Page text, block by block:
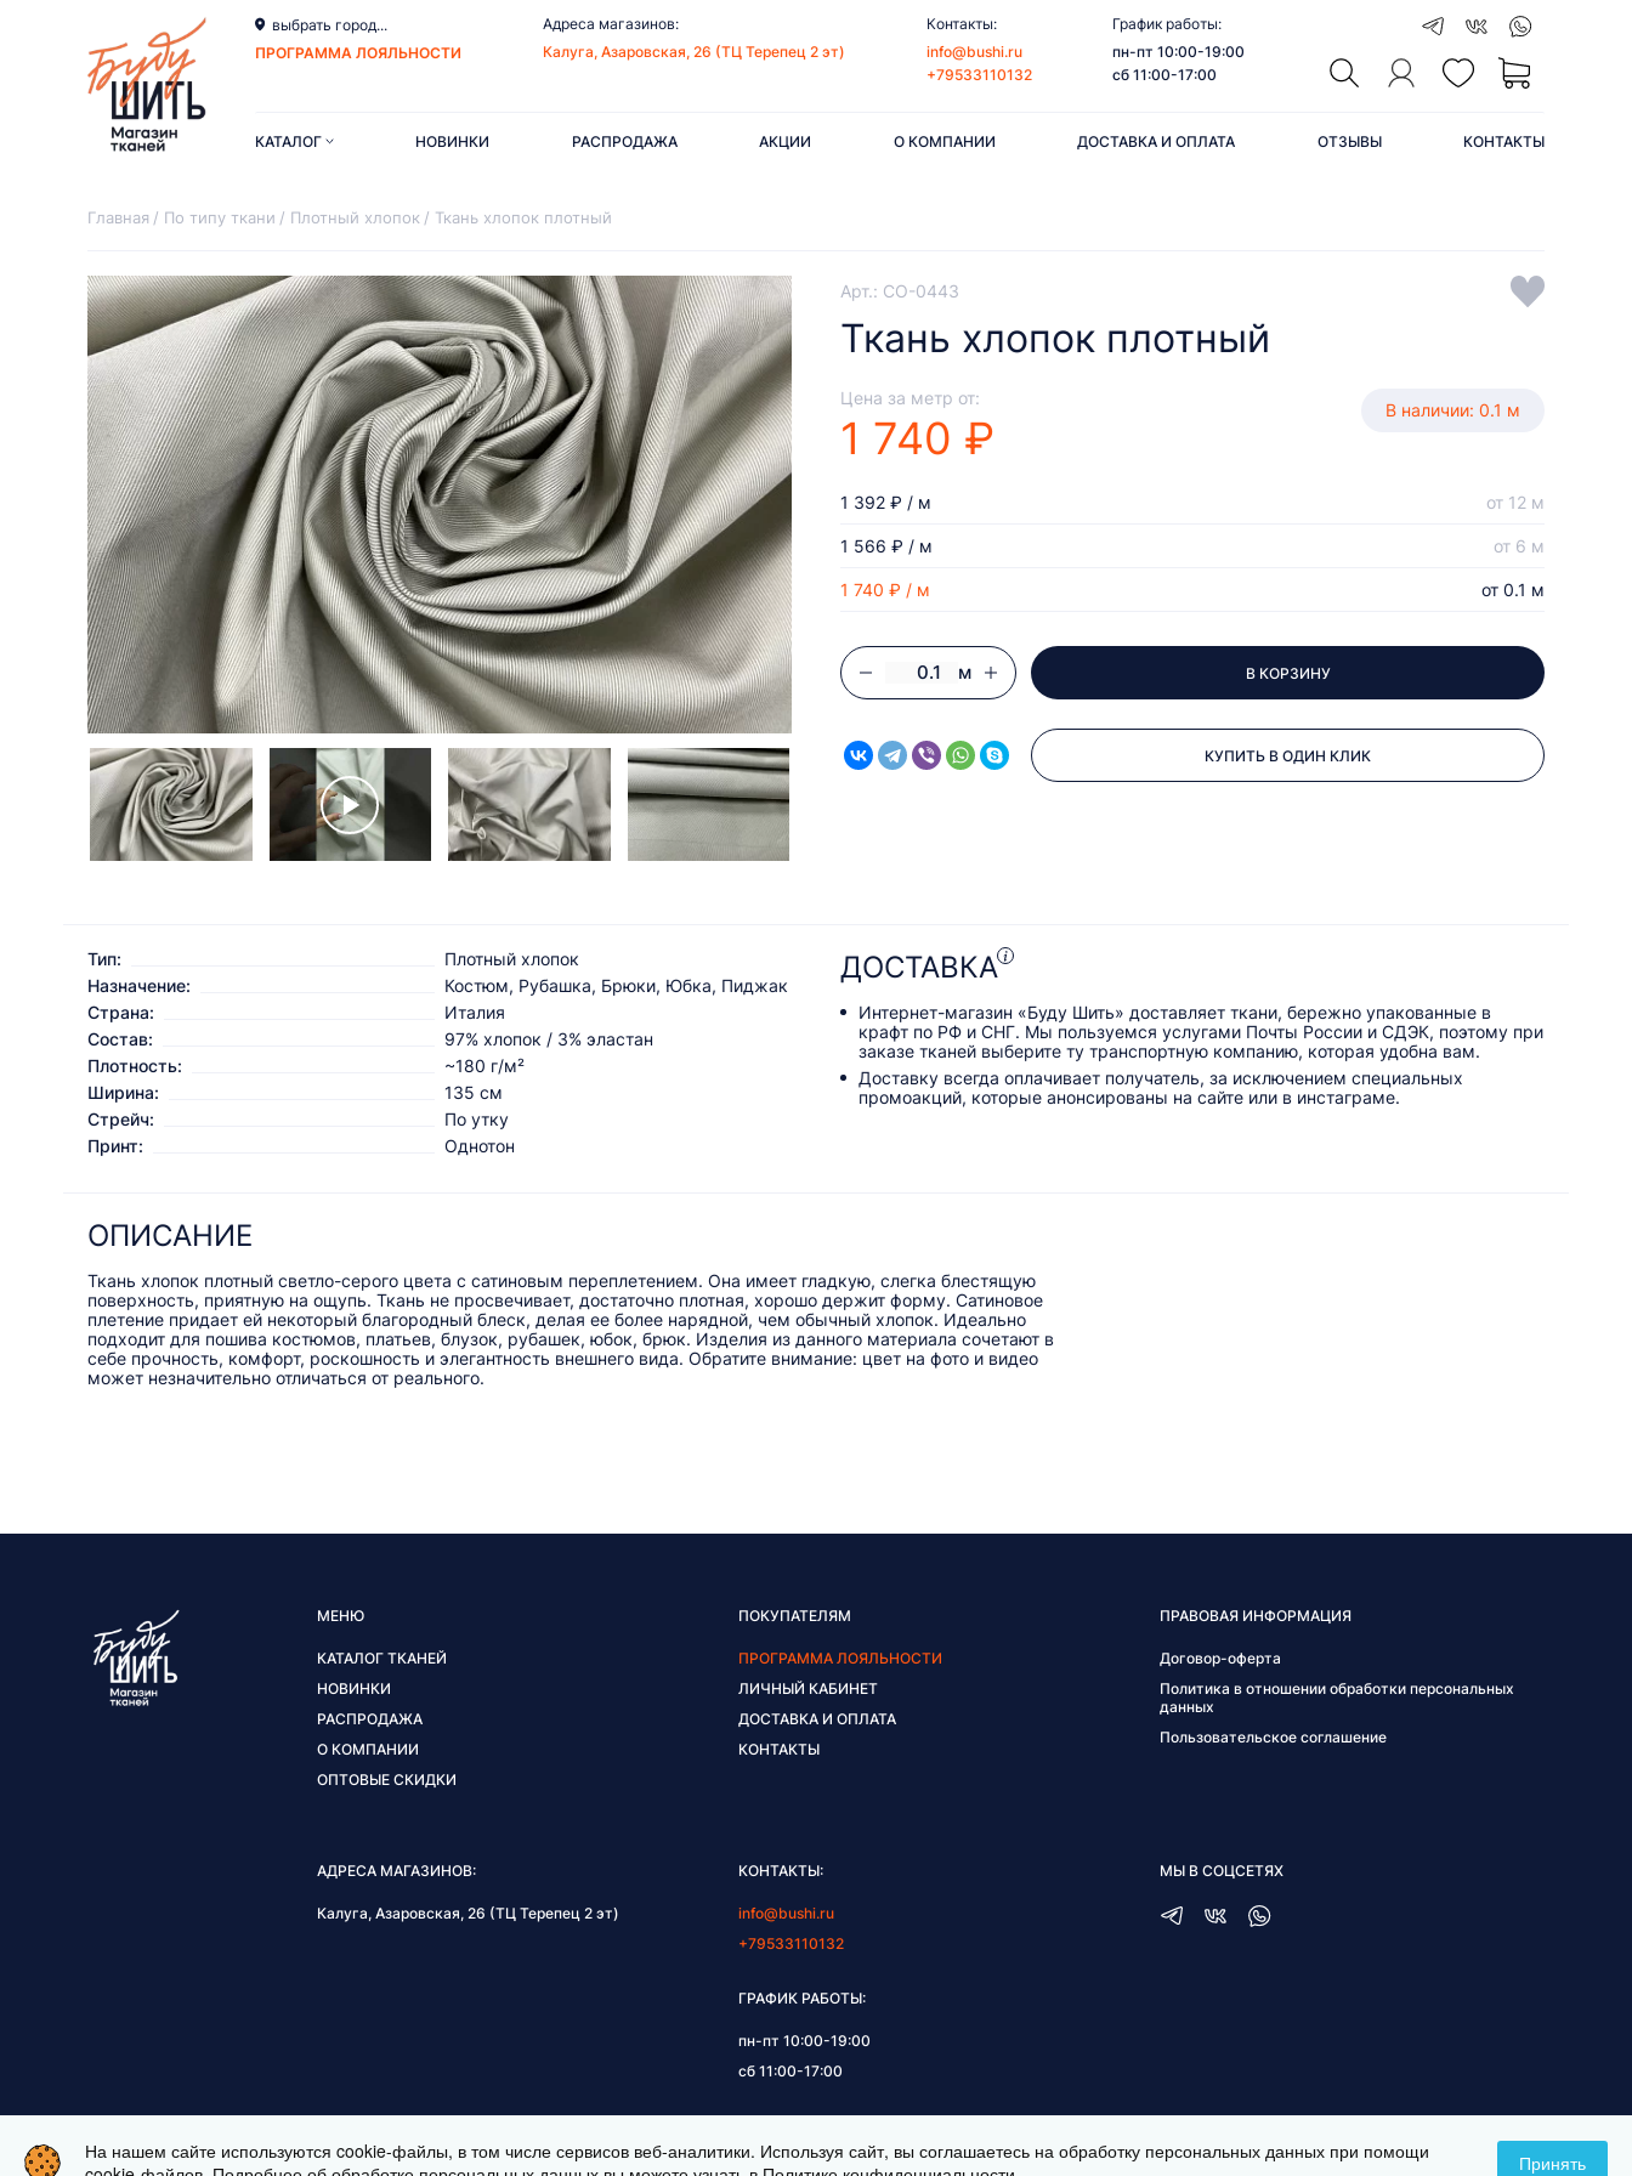
выбрать город...
ПРОГРАММА ЛОЯЛЬНОСТИ
Адреса магазинов:
Калуга, Азаровская, 26 (ТЦ Терепец 2 эт)
Контакты:
info@bushi.ru
+79533110132
График работы:
пн-пт 10:00-19:00
сб 11:00-17:00
КАТАЛОГ НОВИНКИ РАСПРОДАЖА АКЦИИ О КОМПАНИИ ДОСТАВКА И ОПЛАТА ОТЗЫВЫ КОНТАКТЫ
Главная По типу ткани Плотный хлопок Ткань хлопок плотный
Арт.: CO-0443
Ткань хлопок плотный
Цена за метр от:
1 740 ₽
В наличии: 0.1 м
1 740 ₽ / м от 0.1 м
1 566 ₽ / м от 6 м
1 392 ₽ / м от 12 м
м В КОРЗИНУ
КУПИТЬ В ОДИН КЛИК
Тип:
Плотный хлопок
Назначение:
Костюм, Рубашка, Брюки, Юбка, Пиджак
Страна:
Италия
Состав:
97% хлопок / 3% эластан
Плотность:
~180 г/м²
Ширина:
135 см
Стрейч:
По утку
Принт:
Однотон
ДОСТАВКА
Интернет-магазин «Буду Шить» доставляет ткани, бережно упакованные в
крафт по РФ и СНГ. Мы пользуемся услугами Почты России и СДЭК, поэтому при
заказе тканей выберите ту транспортную компанию, которая удобна вам.
Доставку всегда оплачивает получатель, за исключением специальных
промоакций, которые анонсированы на сайте или в инстаграме.
ОПИСАНИЕ
Ткань хлопок плотный светло-серого цвета с сатиновым переплетением. Она имеет гладкую, слегка блестящую
поверхность, приятную на ощупь. Ткань не просвечивает, достаточно плотная, хорошо держит форму. Сатиновое
плетение придает ей некоторый благородный блеск, делая ее более нарядной, чем обычный хлопок. Идеально
подходит для пошива костюмов, платьев, блузок, рубашек, юбок, брюк. Изделия из данного материала сочетают в
себе прочность, комфорт, роскошность и элегантность внешнего вида. Обратите внимание: цвет на фото и видео
может незначительно отличаться от реального.
ЗАКАЗАТЬ ВИДЕОЗВОНОК
МЕНЮ
КАТАЛОГ ТКАНЕЙ
НОВИНКИ
РАСПРОДАЖА
О КОМПАНИИ
ОПТОВЫЕ СКИДКИ
ПОКУПАТЕЛЯМ
ПРОГРАММА ЛОЯЛЬНОСТИ
ЛИЧНЫЙ КАБИНЕТ
ДОСТАВКА И ОПЛАТА
КОНТАКТЫ
ПРАВОВАЯ ИНФОРМАЦИЯ
Договор-оферта
Политика в отношении обработки персональных
данных
Пользовательское соглашение
АДРЕСА МАГАЗИНОВ:
Калуга, Азаровская, 26 (ТЦ Терепец 2 эт)
КОНТАКТЫ:
info@bushi.ru
+79533110132
ГРАФИК РАБОТЫ:
пн-пт 10:00-19:00
сб 11:00-17:00
МЫ В СОЦСЕТЯХ
На нашем сайте используются cookie-файлы, в том числе сервисов веб-аналитики. Используя сайт, вы соглашаетесь на обработку персональных данных при помощи
Принять